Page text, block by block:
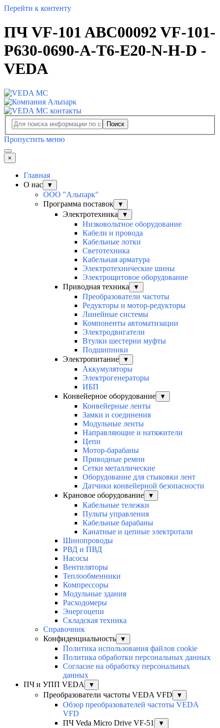
Перейти к контенту
ПЧ VF-101 ABC00092 VF-101-
P630-0690-A-T6-E20-N-H-D -
VEDA
Поиск
Пропустить меню
×
Главная
О нас
▼
ООО "Альпарк"
Программа поставок
▼
Электротехника ▼
Низковольтное оборудование
Кабели и провода
Кабельные лотки
Светотехника
Кабельная арматура
Электротехнические шины
Электрощитовое оборудование
Приводная техника
▼
Преобразователи частоты
Редукторы и мотор-редукторы
Линейные системы
Компоненты автоматизации
Электродвигатели
Втулки шестерни муфты
Подшипники
Электропитание
▼
Аккумуляторы
Электрогенераторы
ИБП
Конвейерное оборудование
▼
Конвейерные ленты
Замки и соединения
Модульные ленты
Направляющие и натяжители
Цепи
Мотор-барабаны
Приводные ремни
Сетки металлические
Оборудование для стыковки лент
Датчики конвейерной безопасности
Крановое оборудование
▼
Кабельные тележки
Пульты управления
Кабельные барабаны
Канатные и цепные электротали
Шинопроводы
РВД и ПВД
Насосы
Вентиляторы
Теплообменники
Компрессоры
Модульные здания
Расходомеры
Энергоцепи
Складская техника
Справочник
Конфиденциальность
▼
Политика использования файлов cookie
Политика обработки персональных данных
Согласие на обработку персональных
данных
ПЧ и УПП VEDA
▼
Преобразователи частоты VEDA VFD ▼
Обзор преобразователей частоты VEDA
VFD
ПЧ Veda Micro Drive VF-51
▼